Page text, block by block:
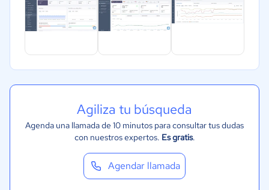
Transporte y logística
Marketing y Comunicación
Agiliza tu búsqueda
Agenda una llamada de 10 minutos para consultar tus dudas
con nuestros expertos. Es gratis.
Agendar llamada